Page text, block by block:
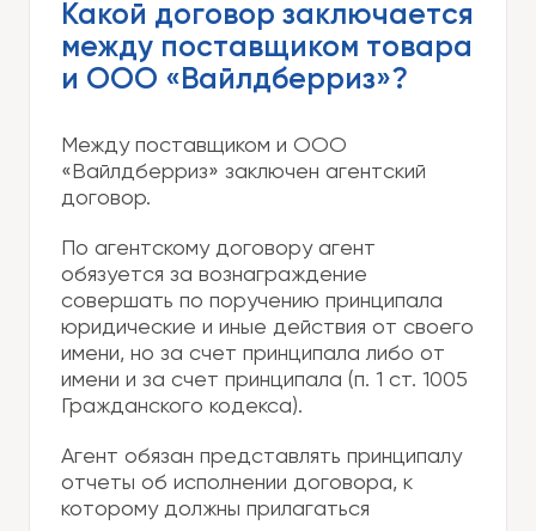
Какой договор заключается
между поставщиком товара
и ООО «Вайлдберриз»?
Между поставщиком и ООО
«Вайлдберриз» заключен агентский
договор.
По агентскому договору агент
обязуется за вознаграждение
совершать по поручению принципала
юридические и иные действия от своего
имени, но за счет принципала либо от
имени и за счет принципала (п. 1 ст. 1005
Гражданского кодекса).
Агент обязан представлять принципалу
отчеты об исполнении договора, к
которому должны прилагаться